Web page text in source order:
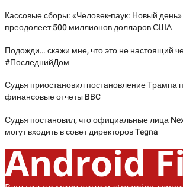
Кассовые сборы: «Человек-паук: Новый
преодолеет 500 миллионов долларов США
Подожди… скажи мне, что это не настоящий
#ПоследнийДом
Судья приостановил постановление Трампа
финансовые отчеты BBC
Судья постановил, что официальные лица
могут входить в совет директоров Tegna
Android
Ваш гид по миру кино и streaming-